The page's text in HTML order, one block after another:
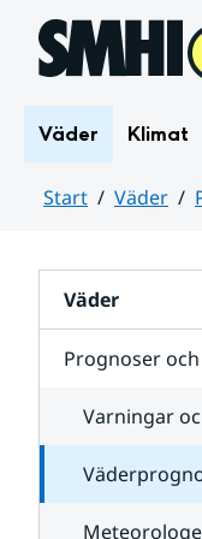
Hoppa till sidans
Väder Klimat
Start Väder
Väder
Prognoser
Varningar